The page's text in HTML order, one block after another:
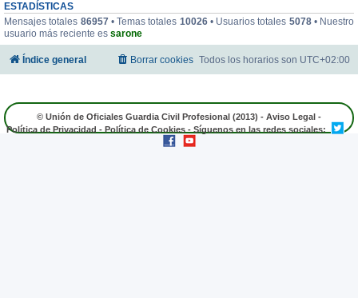
ESTADÍSTICAS
Mensajes totales 86957• Temas totales 10026• Usuarios totales 5078• Nuestro
usuario más reciente es sarone
Índice general Todos los horarios son UTC+02:00
Borrar cookies
© Unión de Oficiales Guardia Civil Profesional (2013) - Aviso Legal -
Política de Privacidad - Política de Cookies - Síguenos en las redes sociales: